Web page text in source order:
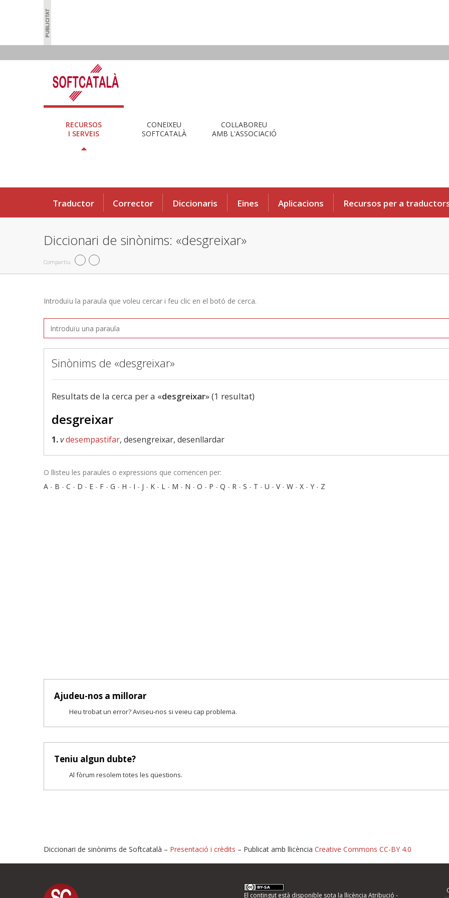
RECURSOS
I SERVEIS
CONEIXEU
SOFTCATALÀ
COL·LABOREU
AMB L'ASSOCIACIÓ
Traductor Corrector Diccionaris Eines Aplicacions Recursos per a
Diccionari de sinònims: «desgreixar»
Compartiu
Introduïu la paraula que voleu cercar i feu clic en el botó de cerca.
Sinònims de «desgreixar»
Resultats de la cerca per a «desgreixar» (1 resultat)
desgreixar
1.vdesempastifar, desengreixar, desenllardar
O llisteu les paraules o expressions que comencen per:
A - B - C - D - E - F - G - H - I - J - K - L - M - N - O - P - Q - R - S - T - U - V- W - X - Y - Z
Ajudeu-nos a millorar
Heu trobat un error? Aviseu-nos si veieu cap problema.
Teniu algun dubte?
Al fòrum resolem totes les qüestions.
Proposeu-nos millores o informeu d'errors
Diccionari de sinònims de Softcatalà – Presentació i crèdits – Publicat amb llicència Creative Commons CC-BY 4.0
El contingut està disponible sota la llicència Atribució -